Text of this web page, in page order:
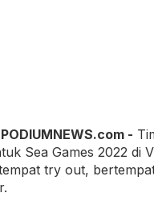
-
Sea Games 2022 di
try out,